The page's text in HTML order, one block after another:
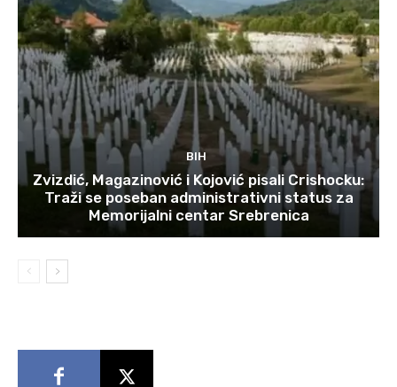
BIH
Zvizdić, Magazinović i Kojović pisali Crishocku:
Traži se poseban administrativni status za
Memorijalni centar Srebrenica